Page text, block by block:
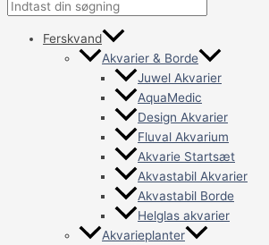
Ferskvand
Akvarier & Borde
Juwel Akvarier
AquaMedic
Design Akvarier
Fluval Akvarium
Akvarie Startsæt
Akvastabil Akvarier
Akvastabil Borde
Helglas akvarier
Akvarieplanter